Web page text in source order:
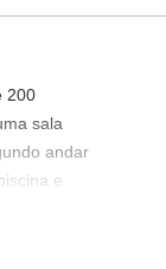
200
sala
andar
e